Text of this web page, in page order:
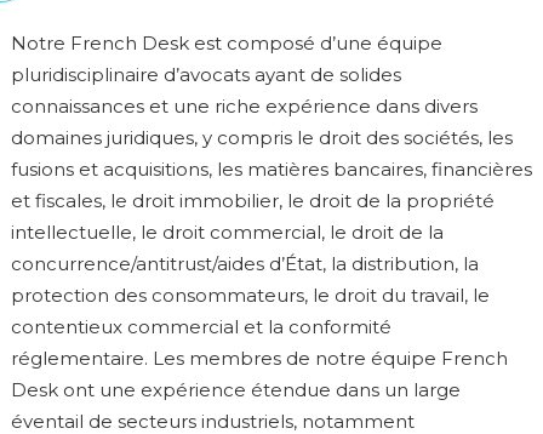
Notre French Desk est composé d’une équipe
pluridisciplinaire d’avocats ayant de solides
connaissances et une riche expérience dans divers
domaines juridiques, y compris le droit des sociétés, les
fusions et acquisitions, les matières bancaires, financières
et fiscales, le droit immobilier, le droit de la propriété
intellectuelle, le droit commercial, le droit de la
concurrence/antitrust/aides d’État, la distribution, la
protection des consommateurs, le droit du travail, le
contentieux commercial et la conformité
réglementaire. Les membres de notre équipe French
Desk ont une expérience étendue dans un large
éventail de secteurs industriels, notamment